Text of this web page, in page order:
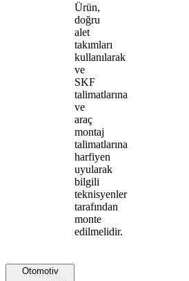
Ürün,
doğru
alet
takımları
kullanılarak
ve
SKF
talimatlarına
ve
araç
montaj
talimatlarına
harfiyen
uyularak
bilgili
teknisyenler
tarafından
monte
edilmelidir.
Otomotiv